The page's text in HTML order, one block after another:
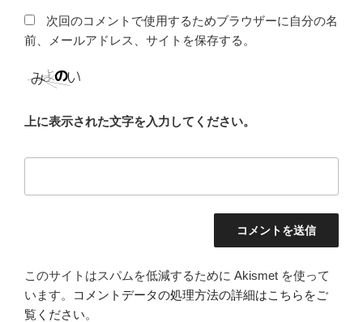
次回のコメントで使用するためブラウザーに自分の名
前、メールアドレス、サイトを保存する。
上に表示された文字を入力してください。
このサイトはスパムを低減するために Akismet を使って
います。
コメントデータの処理方法の詳細はこちらをご
覧ください。